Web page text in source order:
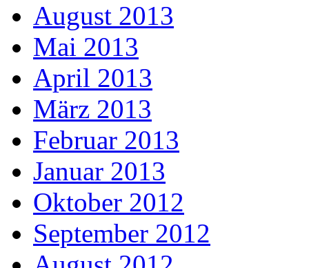
August 2013
Mai 2013
April 2013
März 2013
Februar 2013
Januar 2013
Oktober 2012
September 2012